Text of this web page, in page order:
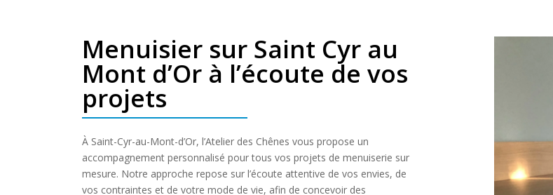
Menuisier sur Saint Cyr au
Mont d’Or à l’écoute de vos
projets
À Saint-Cyr-au-Mont-d’Or, l’Atelier des Chênes vous propose un
accompagnement personnalisé pour tous vos projets de menuiserie sur
mesure. Notre approche repose sur l’écoute attentive de vos envies, de
vos contraintes et de votre mode de vie, afin de concevoir des